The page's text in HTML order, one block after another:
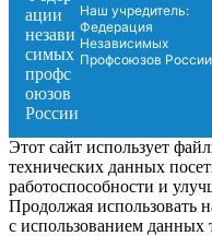
Наш учредитель:
Федерация
Независимых
Профсоюзов России
Этот сайт использует
технических данных
работоспособности и
Продолжая использовать
с использованием данных